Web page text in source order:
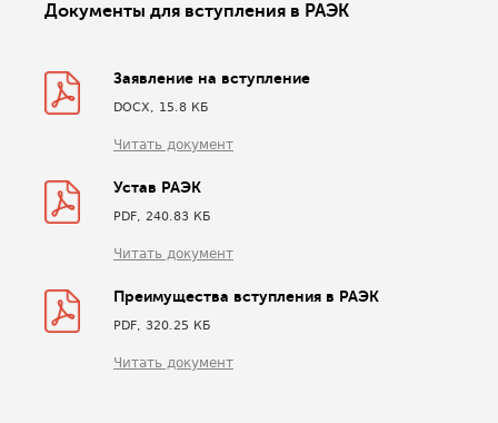
Документы для вступления в РАЭК
Заявление на вступление
DOCX, 15.8 КБ
Читать документ
Устав РАЭК
PDF, 240.83 КБ
Читать документ
Преимущества вступления в РАЭК
PDF, 320.25 КБ
Читать документ